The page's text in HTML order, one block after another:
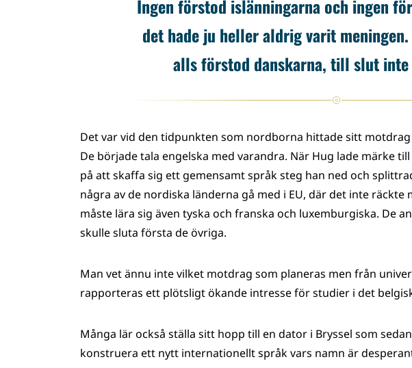
Ingen förstod islänningarna och ingen
det hade ju heller aldrig varit
alls förstod danskarna, till slut inte
Det var vid den tidpunkten som nordborna hittade sitt
De började tala engelska med varandra. När Hug lade märke
på att skaffa sig ett gemensamt språk steg han ned och
några av de nordiska länderna gå med i EU, där det inte
måste lära sig även tyska och franska och luxemburgiska. De
skulle sluta första de övriga.
Man vet ännu inte vilket motdrag som planeras men från
rapporteras ett plötsligt ökande intresse för studier i det
Många lär också ställa sitt hopp till en dator i Bryssel som
konstruera ett nytt internationellt språk vars namn är